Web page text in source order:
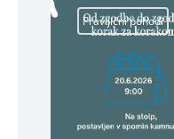
Pravljični pohodi